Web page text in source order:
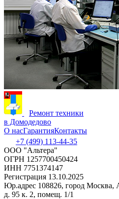
Ремонт техники
в Домодедово
О насГарантияКонтакты
+7 (499) 113-44-35
ООО "Альтера"
ОГРН 1257700450424
ИНН 7751374147
Регистрация 13.10.2025
Юр.адрес 108826, город Москва,
д. 95 к. 2, помещ. 1/1